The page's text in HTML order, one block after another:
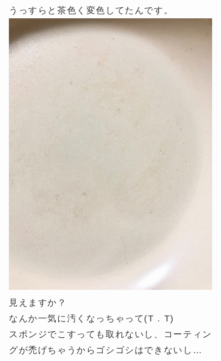
うっすらと茶色く変色してたんです。
見えますか？
なんか一気に汚くなっちゃって(T . T)
スポンジでこすっても取れないし、コーティン
グが禿げちゃうからゴシゴシはできないし…